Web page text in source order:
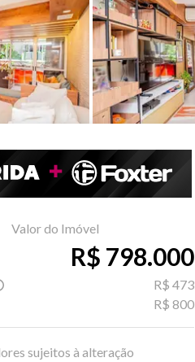
Valor do Imóvel
R$ 798.000
R$ 473
R$ 800
sujeitos à alteração